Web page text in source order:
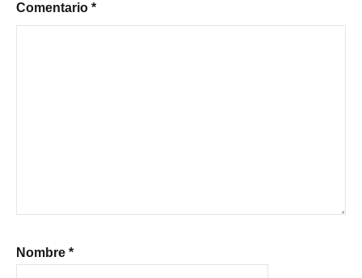
Comentario *
Nombre *